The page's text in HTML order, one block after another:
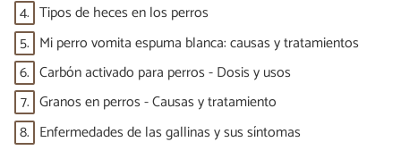
4. Tipos de heces en los perros
5. Mi perro vomita espuma blanca: causas y tratamientos
6. Carbón activado para perros - Dosis y usos
7. Granos en perros - Causas y tratamiento
8. Enfermedades de las gallinas y sus síntomas